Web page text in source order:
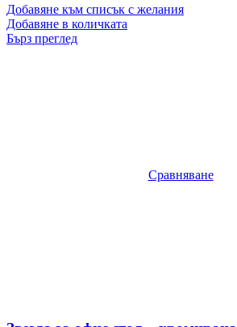
Добавяне към списък с желания
Добавяне в количката
Бърз преглед
Сравняване